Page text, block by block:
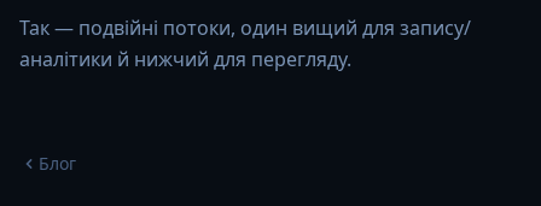
Так — подвійні потоки, один вищий для запису/
аналітики й нижчий для перегляду.
Блог